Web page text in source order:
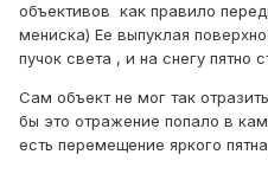
объективов как правило
мениска) Ее выпуклая
пучок света , и на снегу пятно
Сам объект не мог так
бы это отражение попало в
есть перемещение яркого